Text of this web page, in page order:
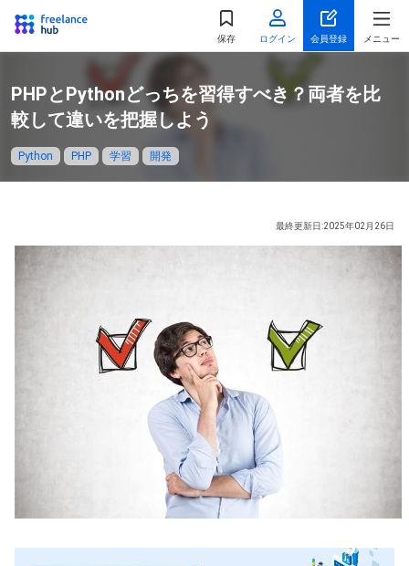
保存 ログイン 会員登録 メニュー
PHPとPythonどっちを習得すべき？両者を比
較して違いを把握しよう
Python PHP 学習 開発
最終更新日:2025年02月26日
都道府県
東京都 神奈川県
茨城県 栃木県
山形県
青森県
長野県
山梨県
新潟県 福井県